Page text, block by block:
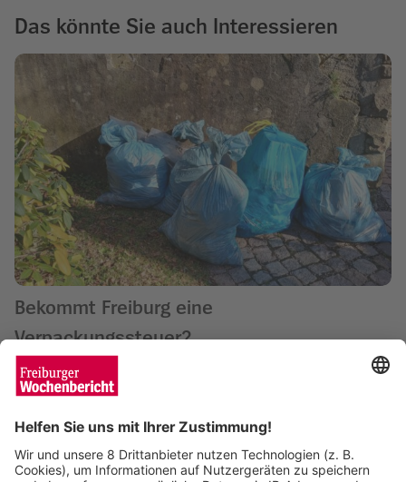
Das könnte Sie auch Interessieren
Bekommt Freiburg eine
Verpackungssteuer?